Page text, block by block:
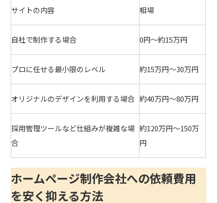
サイトの内容 相場
自社で制作する場合 0円～約15万円
プロに任せる最小限のレベル 約15万円～30万円
オリジナルのデザインを利用する場合 約40万円～80万円
採用管理ツールなど仕組みが複雑な場
合
約120万円～150万
円
ホームページ制作会社への依頼費用
を安く抑える方法